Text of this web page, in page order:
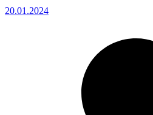
20.01.2024